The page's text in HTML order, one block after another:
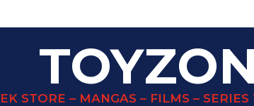
STORE – MANGAS – FILMS –